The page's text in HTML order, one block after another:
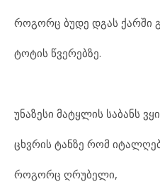
როგორც ბუდე დგას ქარში
ტოტის წვერებზე.
უნაზესი მატყლის საბანს
ცხვრის ტანზე რომ
როგორც ღრუბელი,